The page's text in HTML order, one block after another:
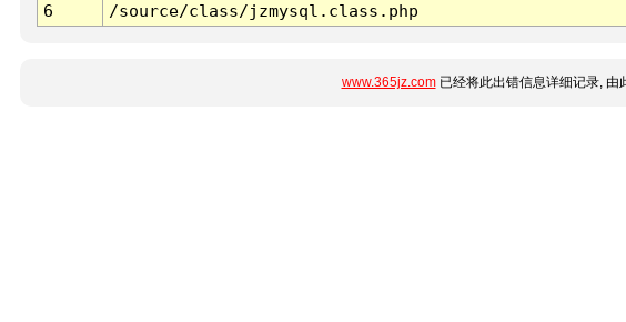
6
/source/class/jzmysql.class.php
www.365jz.com已经将此出错信息详细记录, 由